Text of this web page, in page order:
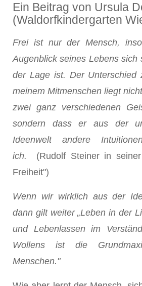
Ein Beitrag von Ursula
(Waldorfkindergarten
Frei ist nur der Mensch,
Augenblick seines Lebens sich
der Lage ist. Der Unterschied
meinem Mitmenschen liegt
zwei ganz verschiedenen
sondern dass er aus der
Ideenwelt andere
ich.
(Rudolf Steiner in
Freiheit")
Wenn wir wirklich aus der
dann gilt weiter „Leben in der
und Lebenlassen im
Wollens ist die
Menschen."